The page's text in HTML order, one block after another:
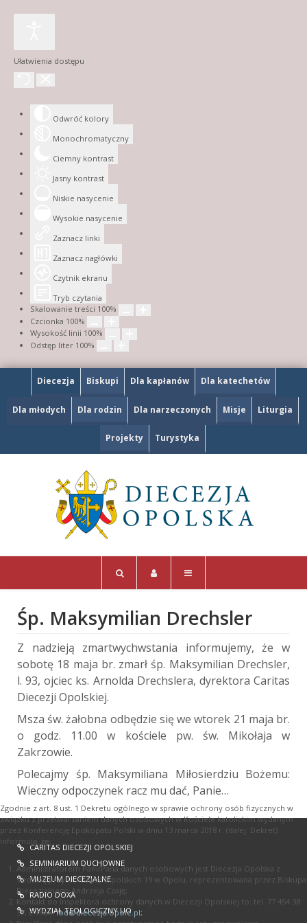
Ułatwienia dostępu
Odwróć kolory
Monochromatyczny
Ciemny kontrast
Jasny kontrast
Niskie nasycenie
Wysokie nasycenie
Zaznacz linki
Zaznacz nagłówki
Czytnik ekranu
Tryb czytania
Skalowanie treści 100%
Czcionka 100%
Wysokość linii 100%
Odstęp liter 100%
Diecezja Biskupi Dla kapłanów Dla katechetów
Dla młodych Dla rodzin Dla narzeczonych Misje Liturgia
Projekty Turystyka
Śp. Maksymilian Drechsler
Z nadzieją zmartwychwstania informujemy, że w
sobotę 18 maja br. zmarł śp. Maksymilian Drechsler,
l. 93, ojciec ks. Arnolda Drechslera, dyrektora Caritas
Diecezji Opolskiej.
Msza św. żałobna odbędzie się we wtorek 21 maja br.
o godz. 11.00 w kościele pw. św. Mikołaja w
Zakrzowie.
Polecajmy śp. Maksymiliana Miłosierdziu Bożemu:
Wieczny odpoczynek racz mu dać, Panie…
CARITAS DIECEZJI OPOLSKIEJ
SEMINIARIUM DUCHOWNE
MUZEUM DIECEZJALNE
RADIO DOXA
WYDZIAŁ TEOLOGICZNY UO
Zgodnie z art. 8 ust. 1 Dekretu ogólnego w sprawie ochrony osób fizycznych w
związku z przetwarzaniem danych osobowych w Kościele katolickim wydanym
przez Konferencję Episkopatu Polski w dniu 13 marca 2018 r. (dalej: Dekret)
informuję, że:
Administratorem Pani/Pana danych osobowych jest Diecezja Opolska z
siedzibą przy ul. Książąt Opolskich 19 w Opolu, reprezentowana przez Biskupa
Diecezjalnego Andrzeja Czaję;
Kontakt do Inspektora ochrony danych w Diecezji Opolskiej to: tel. 77 454 38
37, e-mail:iod@diecezja.opole.pl;